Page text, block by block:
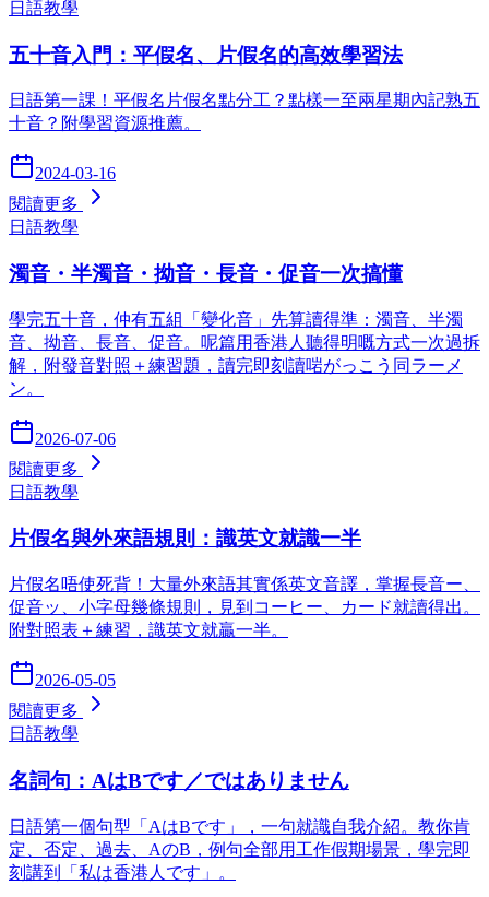
日語教學
五十音入門：平假名、片假名的高效學習法
日語第一課！平假名片假名點分工？點樣一至兩星期內記熟五
十音？附學習資源推薦。
2024-03-16
閱讀更多
日語教學
濁音・半濁音・拗音・長音・促音一次搞懂
學完五十音，仲有五組「變化音」先算讀得準：濁音、半濁
音、拗音、長音、促音。呢篇用香港人聽得明嘅方式一次過拆
解，附發音對照＋練習題，讀完即刻讀啱がっこう同ラーメ
ン。
2026-07-06
閱讀更多
日語教學
片假名與外來語規則：識英文就識一半
片假名唔使死背！大量外來語其實係英文音譯，掌握長音ー、
促音ッ、小字母幾條規則，見到コーヒー、カード就讀得出。
附對照表＋練習，識英文就贏一半。
2026-05-05
閱讀更多
日語教學
名詞句：AはBです／ではありません
日語第一個句型「AはBです」，一句就識自我介紹。教你肯
定、否定、過去、AのB，例句全部用工作假期場景，學完即
刻講到「私は香港人です」。